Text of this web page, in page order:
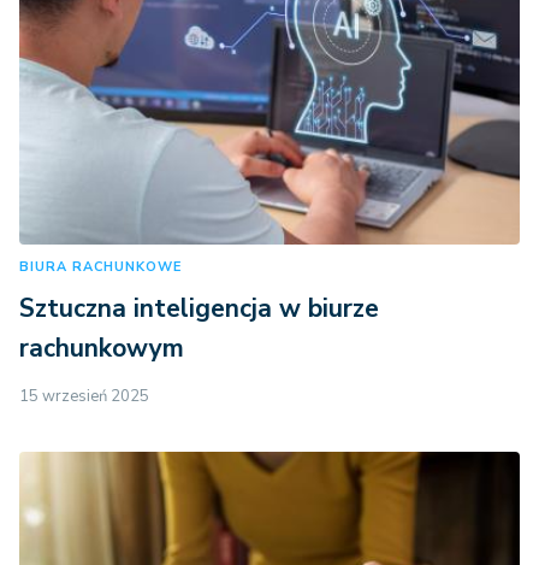
BIURA RACHUNKOWE
Sztuczna inteligencja w biurze
rachunkowym
15 wrzesień 2025